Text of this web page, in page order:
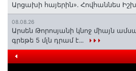
Արցախի հայերին»․ Հովհաննես
08.08.26
Արսեն Թորոսյանի կնոջ միայն
գրեթե 5 մլն դրամ է․․․